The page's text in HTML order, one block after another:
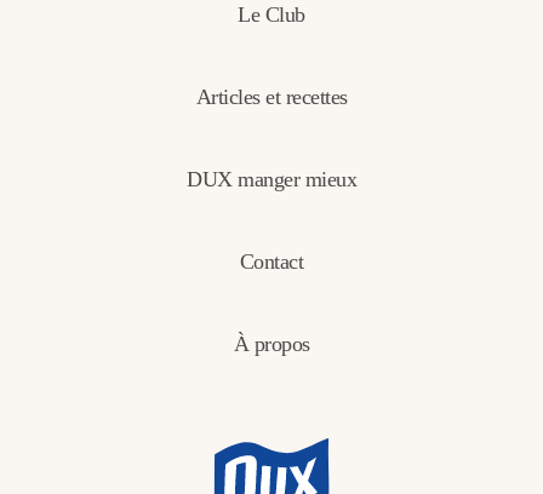
Le Club
Articles et recettes
DUX manger mieux
Contact
À propos